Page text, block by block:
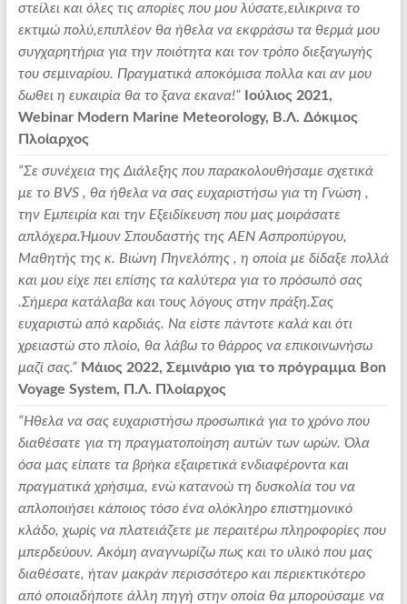
στείλει και όλες τις απορίες που μου λύσατε,ειλικρινα το
εκτιμώ πολύ,επιπλέον θα ήθελα να εκφράσω τα θερμά μου
συγχαρητήρια για την ποιότητα και τον τρόπο διεξαγωγής
του σεμιναρίου. Πραγματικά αποκόμισα πολλα και αν μου
δωθει η ευκαιρία θα το ξανα εκανα!” Ιούλιος 2021,
Webinar Modern Marine Meteorology, Β.Λ. Δόκιμος
Πλοίαρχος
“Σε συνέχεια της Διάλεξης που παρακολουθήσαμε σχετικά
με το BVS , θα ήθελα να σας ευχαριστήσω για τη Γνώση ,
την Εμπειρία και την Εξειδίκευση που μας μοιράσατε
απλόχερα.Ήμουν Σπουδαστής της ΑΕΝ Ασπροπύργου,
Μαθητής της κ. Βιώνη Πηνελόπης , η οποία με δίδαξε πολλά
και μου είχε πει επίσης τα καλύτερα για το πρόσωπό σας
.Σήμερα κατάλαβα και τους λόγους στην πράξη.Σας
ευχαριστώ από καρδιάς. Να είστε πάντοτε καλά και ότι
χρειαστώ στο πλοίο, θα λάβω το θάρρος να επικοινωνήσω
μαζί σας.” Μάιος 2022, Σεμινάριο για το πρόγραμμα Bon
Voyage System, Π.Λ. Πλοίαρχος
“Ηθελα να σας ευχαριστήσω προσωπικά για το χρόνο που
διαθέσατε για τη πραγματοποίηση αυτών των ωρών. Όλα
όσα μας είπατε τα βρήκα εξαιρετικά ενδιαφέροντα και
πραγματικά χρήσιμα, ενώ κατανοώ τη δυσκολία του να
απλοποιήσει κάποιος τόσο ένα ολόκληρο επιστημονικό
κλάδο, χωρίς να πλατειάζετε με περαιτέρω πληροφορίες που
μπερδεύουν. Ακόμη αναγνωρίζω πως και το υλικό που μας
διαθέσατε, ήταν μακράν περισσότερο και περιεκτικότερο
από οποιαδήποτε άλλη πηγή στην οποία θα μπορούσαμε να